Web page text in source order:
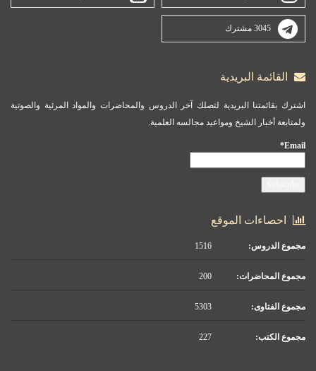
3045 مشترك
القائمة البريدية
اشترك بقائمتنا البريدية لتصلك آخر الدروس والمحاضرات والمواد المرئية والصوتية
ولمتابعة أخبار الشيخ ومواعيد مجالسه العلمية.
Email*
احصاءات الموقع
مجموع الدروس:
مجموع المحاضرات:
مجموع الفتاوى:
مجموع الكتب: